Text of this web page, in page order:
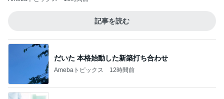
記事を読む
だいた 本格始動した新築打ち合わせ
Amebaトピックス 12時間前